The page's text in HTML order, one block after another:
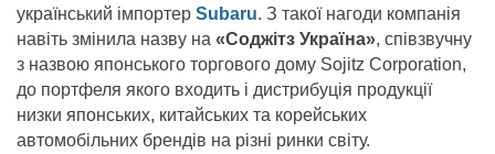
український імпортер Subaru. З такої нагоди компанія
навіть змінила назву на «Соджітз Україна», співзвучну
з назвою японського торгового дому Sojitz Corporation,
до портфеля якого входить і дистрибуція продукції
низки японських, китайських та корейських
автомобільних брендів на різні ринки світу.